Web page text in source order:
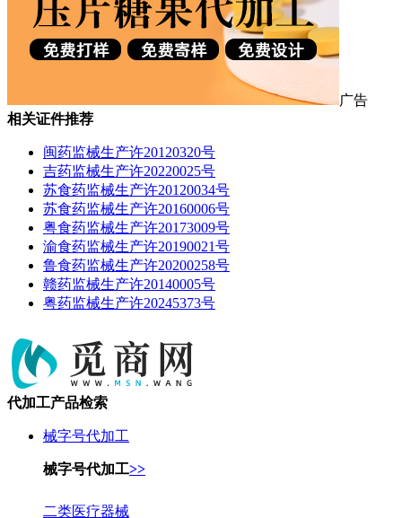
广告
相关证件推荐
闽药监械生产许20120320号
吉药监械生产许20220025号
苏食药监械生产许20120034号
苏食药监械生产许20160006号
粤食药监械生产许20173009号
渝食药监械生产许20190021号
鲁食药监械生产许20200258号
赣药监械生产许20140005号
粤药监械生产许20245373号
代加工产品检索
械字号代加工
械字号代加工>>
二类医疗器械